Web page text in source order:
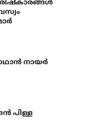
നായര്‍
പിള്ള